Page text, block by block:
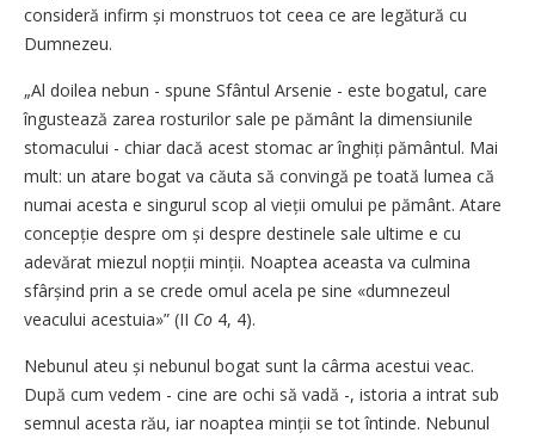
consideră infirm și monstruos tot ceea ce are legătură cu
Dumnezeu.
„Al doilea nebun - spune Sfântul Arsenie - este bogatul, care
îngustează zarea rosturilor sale pe pământ la dimensiunile
stomacului - chiar dacă acest stomac ar înghiți pământul. Mai
mult: un atare bogat va căuta să convingă pe toată lumea că
numai acesta e singurul scop al vieții omului pe pământ. Atare
con­cepție despre om și despre destinele sale ultime e cu
adevărat miezul nopții minții. Noaptea aceasta va culmina
sfârșind prin a se crede omul acela pe sine «dumnezeul
veacului acestuia»” (II Co 4, 4).
Nebunul ateu și nebunul bogat sunt la cârma acestui veac.
După cum vedem - cine are ochi să vadă -, istoria a intrat sub
semnul acesta rău, iar noaptea minții se tot întinde. Nebunul